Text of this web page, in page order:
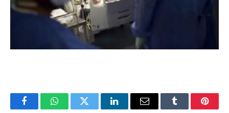
FacebookWhatsAppTwitter LinkedInEmail Tumblr